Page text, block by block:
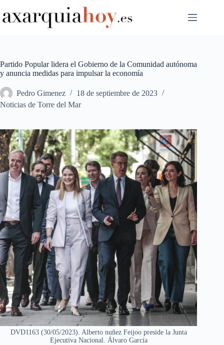
al
contenido
Partido Popular lidera el Gobierno de la Comunidad autónoma
y anuncia medidas para impulsar la economía
Pedro Gimenez
18 de septiembre de 2023
Noticias de Torre del Mar
DVD1163 (30/05/2023). Alberto nuñez Feijoo preside la Junta
Ejecutiva Nacional. Álvaro García